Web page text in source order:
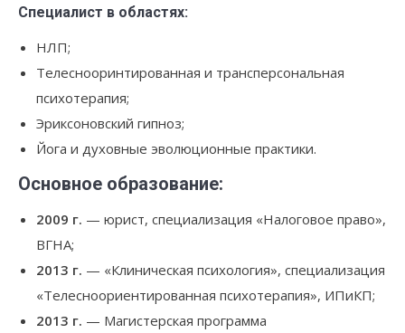
Специалист в областях:
НЛП;
Телеснооринтированная и трансперсональная
психотерапия;
Эриксоновский гипноз;
Йога и духовные эволюционные практики.
Основное образование:
2009 г. — юрист, специализация «Налоговое право»,
ВГНА;
2013 г. — «Клиническая психология», специализация
«Телесноориентированная психотерапия», ИПиКП;
2013 г. — Магистерская программа